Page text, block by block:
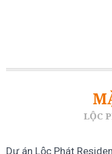
LỘC
Dự án Lộc Phát